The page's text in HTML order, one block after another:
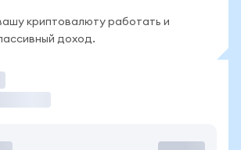
криптовалюту работать и
доход.